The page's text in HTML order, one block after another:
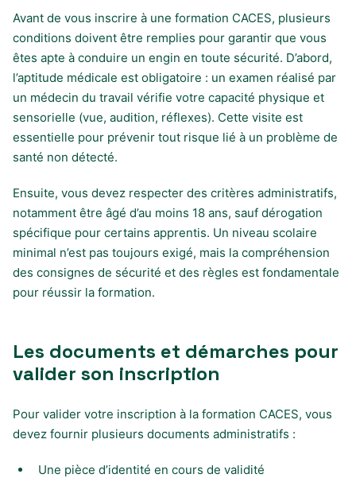
Avant de vous inscrire à une formation CACES, plusieurs
conditions doivent être remplies pour garantir que vous
êtes apte à conduire un engin en toute sécurité. D’abord,
l’aptitude médicale est obligatoire : un examen réalisé par
un médecin du travail vérifie votre capacité physique et
sensorielle (vue, audition, réflexes). Cette visite est
essentielle pour prévenir tout risque lié à un problème de
santé non détecté.
Ensuite, vous devez respecter des critères administratifs,
notamment être âgé d’au moins 18 ans, sauf dérogation
spécifique pour certains apprentis. Un niveau scolaire
minimal n’est pas toujours exigé, mais la compréhension
des consignes de sécurité et des règles est fondamentale
pour réussir la formation.
Les documents et démarches pour
valider son inscription
Pour valider votre inscription à la formation CACES, vous
devez fournir plusieurs documents administratifs :
Une pièce d’identité en cours de validité